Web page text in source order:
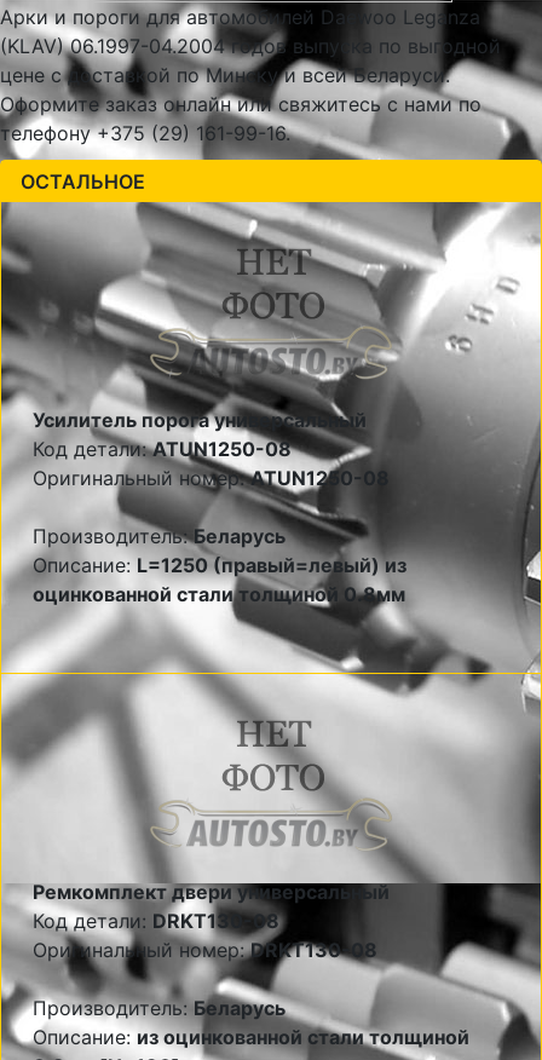
Арки и пороги для автомобилей Daewoo Leganza
(KLAV) 06.1997-04.2004 годов выпуска по выгодной
цене с доставкой по Минску и всей Беларуси.
Оформите заказ онлайн или свяжитесь с нами по
телефону +375 (29) 161-99-16.
ОСТАЛЬНОЕ
Усилитель порога универсальный
Код детали:ATUN1250-08
Оригинальный номер:ATUN1250-08
Производитель:Беларусь
Описание:L=1250 (правый=левый) из
оцинкованной стали толщиной 0.8мм
Ремкомплект двери универсальный
Код детали: DRKT130-08
Оригинальный номер:DRKT130-08
Производитель: Беларусь
Описание: из оцинкованной стали толщиной